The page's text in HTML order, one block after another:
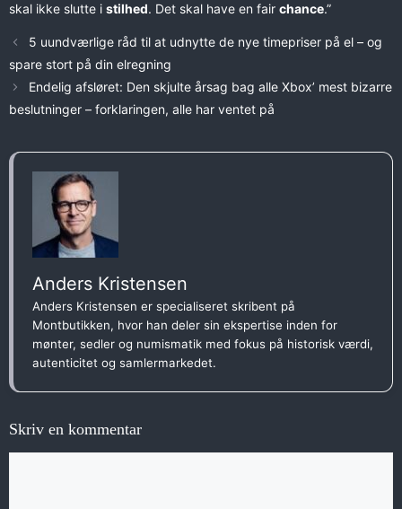
skal ikke slutte i stilhed. Det skal have en fair chance.”
5 uundværlige råd til at udnytte de nye timepriser på el – og
spare stort på din elregning
Endelig afsløret: Den skjulte årsag bag alle Xbox’ mest bizarre
beslutninger – forklaringen, alle har ventet på
Anders Kristensen
Anders Kristensen er specialiseret skribent på
Montbutikken, hvor han deler sin ekspertise inden for
mønter, sedler og numismatik med fokus på historisk værdi,
autenticitet og samlermarkedet.
Skriv en kommentar